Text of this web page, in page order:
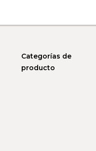
Categorías de
producto